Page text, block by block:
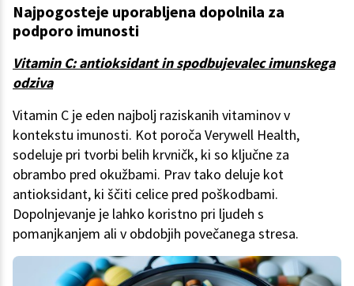
Najpogosteje uporabljena dopolnila za
podporo imunosti
Vitamin C: antioksidant in spodbujevalec imunskega
odziva
Vitamin C je eden najbolj raziskanih vitaminov v
kontekstu imunosti. Kot poroča Verywell Health,
sodeluje pri tvorbi belih krvničk, ki so ključne za
obrambo pred okužbami. Prav tako deluje kot
antioksidant, ki ščiti celice pred poškodbami.
Dopolnjevanje je lahko koristno pri ljudeh s
pomanjkanjem ali v obdobjih povečanega stresa.